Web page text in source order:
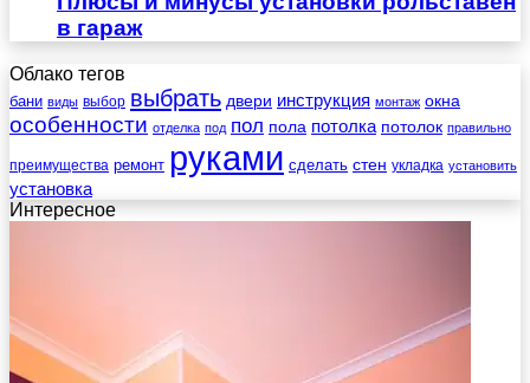
в гараж
Облако тегов
бани виды выбор выбрать двери инструкция монтаж окна
особенности отделка под пол пола потолка потолок правильно
преимущества ремонт руками сделать стен укладка установить
установка
Интересное